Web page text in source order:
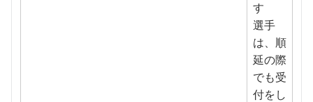
す
選手
は、順
延の際
でも受
付をし